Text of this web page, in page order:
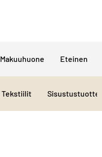
Makuuhuone Eteinen
Tekstiilit